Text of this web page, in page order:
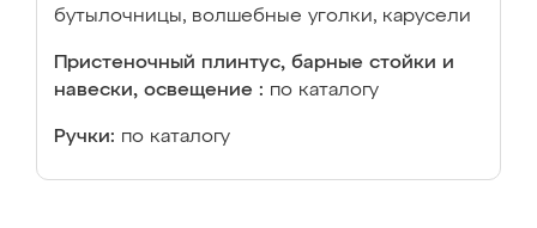
бутылочницы, волшебные уголки, карусели
Пристеночный плинтус, барные стойки и
навески, освещение : по каталогу
Ручки: по каталогу